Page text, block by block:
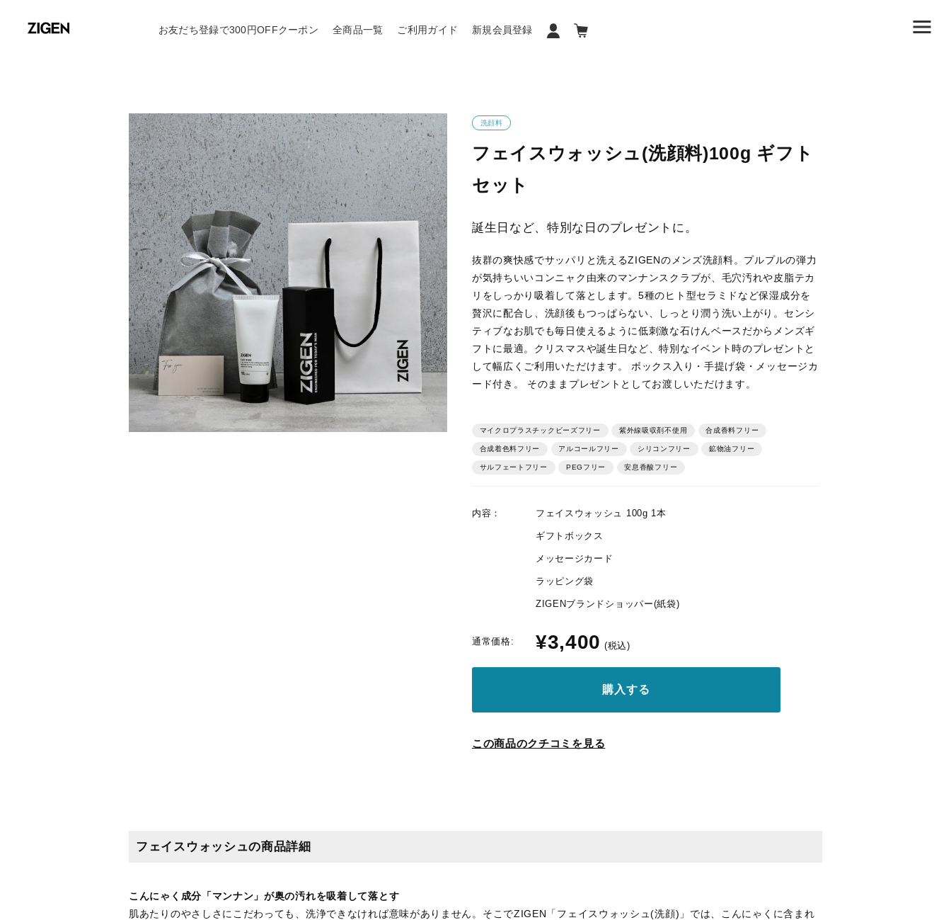
お友だち登録で300円OFFクーポン 全商品一覧 ご利用ガイド 新規会員登録
洗顔料
フェイスウォッシュ(洗顔料)100g ギフト
セット
誕生日など、特別な日のプレゼントに。
抜群の爽快感でサッパリと洗えるZIGENのメンズ洗顔料。プルプルの弾力
が気持ちいいコンニャク由来のマンナンスクラブが、毛穴汚れや皮脂テカ
リをしっかり吸着して落とします。5種のヒト型セラミドなど保湿成分を
贅沢に配合し、洗顔後もつっぱらない、しっとり潤う洗い上がり。センシ
ティブなお肌でも毎日使えるように低刺激な石けんベースだからメンズギ
フトに最適。クリスマスや誕生日など、特別なイベント時のプレゼントと
して幅広くご利用いただけます。 ボックス入り・手提げ袋・メッセージカ
ード付き。 そのままプレゼントとしてお渡しいただけます。
マイクロプラスチックビーズフリー 紫外線吸収剤不使用 合成香料フリー
合成着色料フリー アルコールフリー シリコンフリー 鉱物油フリー
サルフェートフリー PEGフリー 安息香酸フリー
内容： フェイスウォッシュ 100g 1本
ギフトボックス
メッセージカード
ラッピング袋
ZIGENブランドショッパー(紙袋)
通常価格: ¥3,400 (税込)
購入する
この商品のクチコミを見る
フェイスウォッシュの商品詳細
こんにゃく成分「マンナン」が奥の汚れを吸着して落とす
肌あたりのやさしさにこだわっても、洗浄できなければ意味がありません。そこでZIGEN「フェイスウォッシュ(洗顔)」では、こんにゃくに含まれ